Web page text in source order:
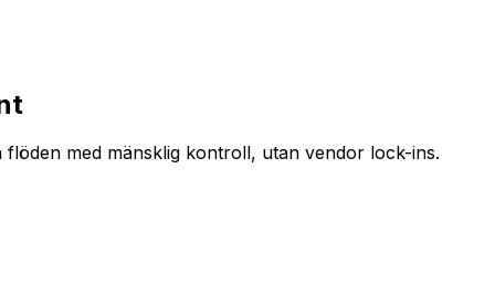
med mänsklig kontroll, utan vendor lock-ins.